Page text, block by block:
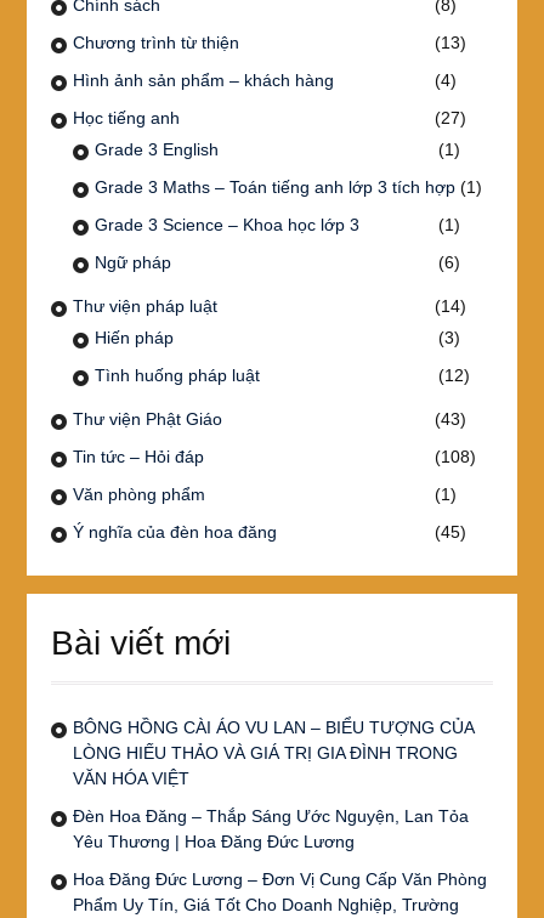
Chính sách
(8)
Chương trình từ thiện
(13)
Hình ảnh sản phẩm – khách hàng
(4)
Học tiếng anh
(27)
Grade 3 English
(1)
Grade 3 Maths – Toán tiếng anh lớp 3 tích hợp(1)
Grade 3 Science – Khoa học lớp 3
(1)
Ngữ pháp
(6)
Thư viện pháp luật
(14)
Hiến pháp
(3)
Tình huống pháp luật
(12)
Thư viện Phật Giáo
(43)
Tin tức – Hỏi đáp
(108)
Văn phòng phẩm
(1)
Ý nghĩa của đèn hoa đăng
(45)
Bài viết mới
BÔNG HỒNG CÀI ÁO VU LAN – BIỂU TƯỢNG CỦA
LÒNG HIẾU THẢO VÀ GIÁ TRỊ GIA ĐÌNH TRONG
VĂN HÓA VIỆT
Đèn Hoa Đăng – Thắp Sáng Ước Nguyện, Lan Tỏa
Yêu Thương | Hoa Đăng Đức Lương
Hoa Đăng Đức Lương – Đơn Vị Cung Cấp Văn Phòng
Phẩm Uy Tín, Giá Tốt Cho Doanh Nghiệp, Trường